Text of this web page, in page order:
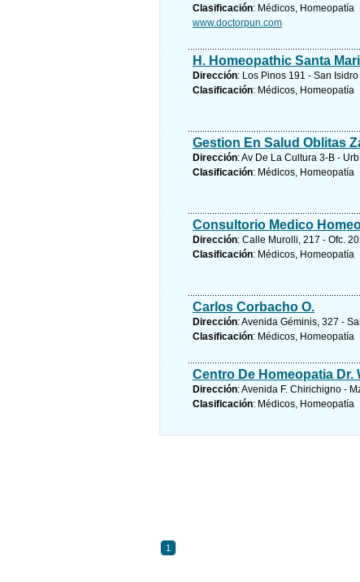
Clasificación: Médicos, Homeopatía
www.doctorpun.com
H. Homeopathic Santa
Dirección: Los Pinos 191 - San
Clasificación: Médicos, Homeopatía
Gestion En Salud Oblitas
Dirección: Av De La Cultura 3-B -
Clasificación: Médicos, Homeopatía
Consultorio Medico
Dirección: Calle Murolli, 217 - Ofc.
Clasificación: Médicos, Homeopatía
Carlos Corbacho O.
Dirección: Avenida Géminis, 327 -
Clasificación: Médicos, Homeopatía
Centro De Homeopatia Dr.
Dirección: Avenida F. Chirichigno -
Clasificación: Médicos, Homeopatía
1